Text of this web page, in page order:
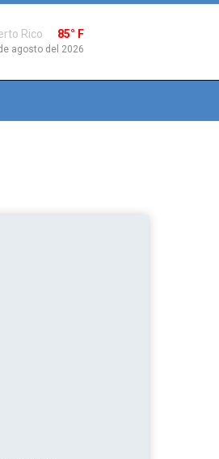
Rico 85° F
agosto del 2026